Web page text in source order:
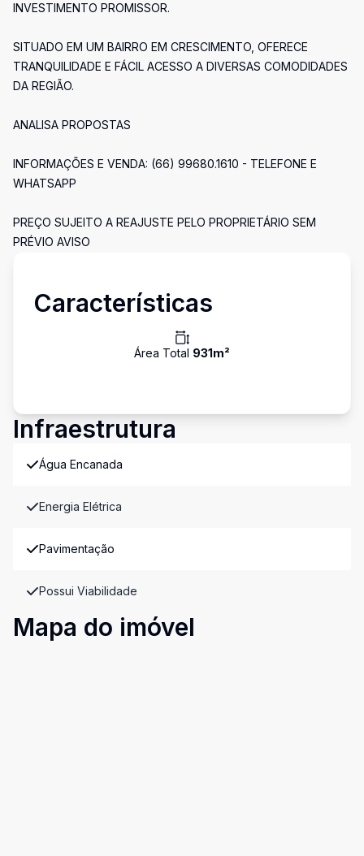
INVESTIMENTO PROMISSOR.
SITUADO EM UM BAIRRO EM CRESCIMENTO, OFERECE
TRANQUILIDADE E FÁCIL ACESSO A DIVERSAS COMODIDADES
DA REGIÃO.
ANALISA PROPOSTAS
INFORMAÇÕES E VENDA: (66) 99680.1610 - TELEFONE E
WHATSAPP
PREÇO SUJEITO A REAJUSTE PELO PROPRIETÁRIO SEM
PRÉVIO AVISO
Características
Área Total 931m²
Infraestrutura
Água Encanada
Energia Elétrica
Pavimentação
Possui Viabilidade
Mapa do imóvel